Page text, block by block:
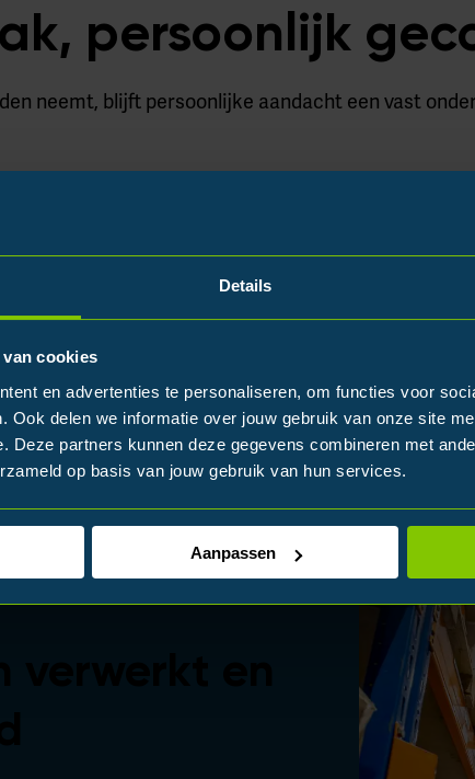
Details
cookies
en advertenties te personaliseren, om functies voor
Ook delen we informatie over jouw gebruik van onze site
Deze partners kunnen deze gegevens combineren met
op basis van jouw gebruik van hun services.
Aanpassen
persoonlijk
neemt, blijft persoonlijke aandacht een vast
huisstijl en technische details
afwerking
probleem worden
er een huisstijlwijziging is
de zekerheid van vakmensen die altijd meekijken.